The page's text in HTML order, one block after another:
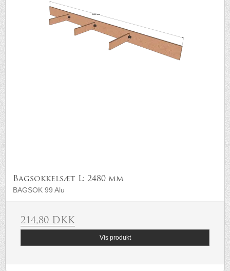
Bagsokkelsæt L: 2480 mm
BAGSOK 99 Alu
214,80 DKK
Vis produkt